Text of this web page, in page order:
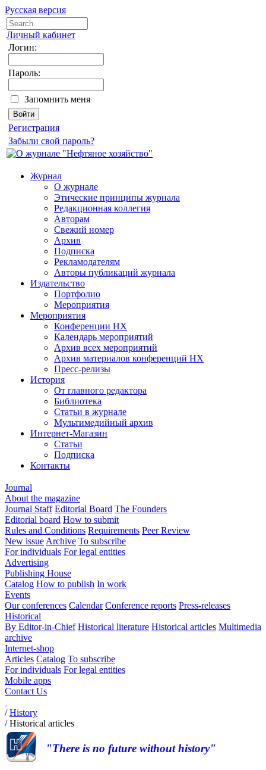
Русская версия
Личный кабинет
Логин:
Пароль:
Запомнить меня
Регистрация
Забыли свой пароль?
Журнал
О журнале
Этические принципы журнала
Редакционная коллегия
Авторам
Свежий номер
Архив
Подписка
Рекламодателям
Авторы публикаций журнала
Издательство
Портфолио
Мероприятия
Мероприятия
Конференции НХ
Календарь мероприятий
Архив всех мероприятий
Архив материалов конференций НХ
Пресс-релизы
История
От главного редактора
Библиотека
Статьи в журнале
Мультимедийный архив
Интернет-Магазин
Статьи
Подписка
Контакты
Journal
About the magazine
Journal Staff Editorial Board The Founders
Editorial board How to submit
Rules and Conditions Requirements Peer Review
New issue Archive To subscribe
For individuals For legal entities
Advertising
Publishing House
Catalog How to publish In work
Events
Our conferences Calendar Conference reports Press-releases
Historical
By Editor-in-Chief Historical literature Historical articles Multimedia
archive
Internet-shop
Articles Catalog To subscribe
For individuals For legal entities
Mobile apps
Contact Us
/History
/Historical articles
"There is no future without history"